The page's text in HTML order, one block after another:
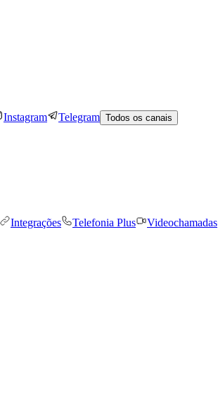
Instagram Telegram Todos os canais
Integrações Telefonia Plus Videochamadas